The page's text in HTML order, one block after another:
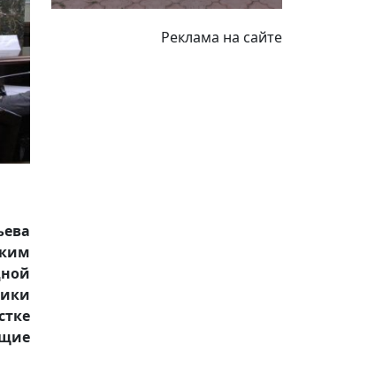
Реклама на сайте